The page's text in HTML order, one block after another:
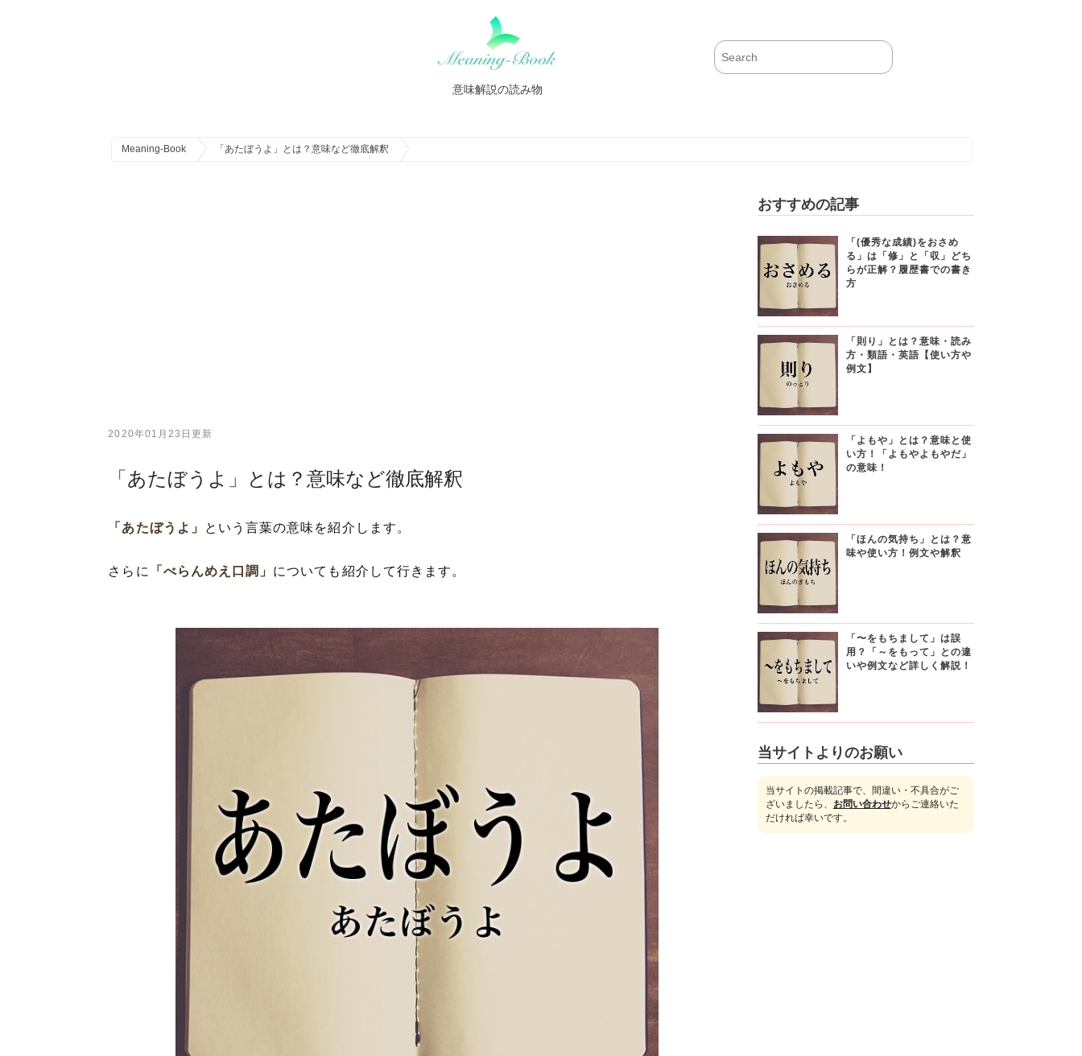
意味解説の読み物
Meaning-Book 「あたぼうよ」とは？意味など徹底解釈
2020年01月23日更新
「あたぼうよ」とは？意味など徹底解釈
「あたぼうよ」 という言葉の意味を紹介します。
さらに 「べらんめえ口調」 についても紹介して行きます。
おすすめの記事
「(優秀な成績)をおさめ
る」は「修」と「収」どち
らが正解？履歴書での書き
方
「則り」とは？意味・読み
方・類語・英語【使い方や
例文】
「よもや」とは？意味と使
い方！「よもやよもやだ」
の意味！
「ほんの気持ち」とは？意
味や使い方！例文や解釈
「〜をもちまして」は誤
用？「～をもって」との違
いや例文など詳しく解説！
当サイトよりのお願い
当サイトの掲載記事で、間違い・不具合がご
ざいましたら、 お問い合わせからご連絡いた
だければ幸いです。